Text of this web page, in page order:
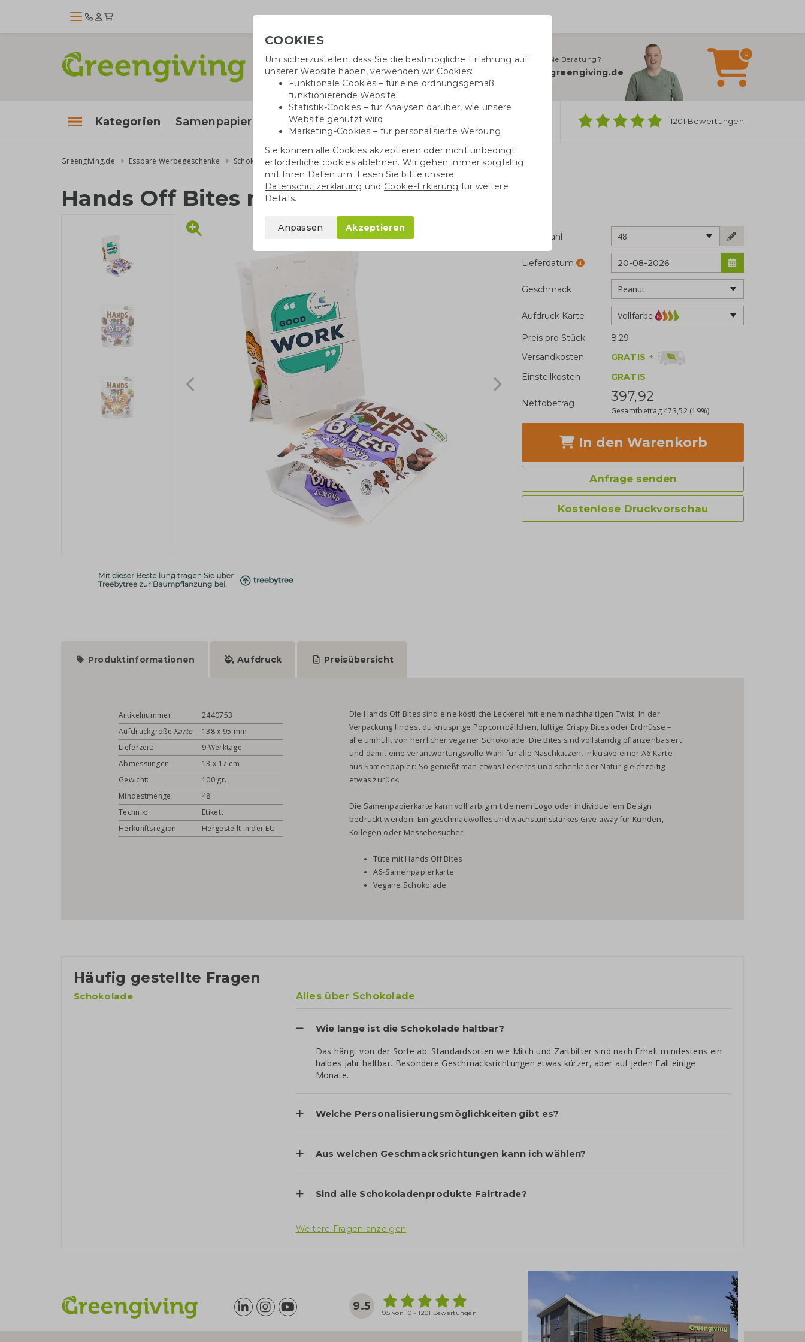
Benötigen Sie Beratung?
info@greengiving.de
0
Kategorien Samenpapier Baumwolltaschen 1201 Bewertungen
Greengiving.de Essbare Werbegeschenke Schokolade Hands Off Bites mit Samenpapierkarte
Hands Off Bites mit Samenpapierkarte
Stückzahl 48
Lieferdatum
Geschmack
Aufdruck Karte Vollfarbe
Preis pro Stück
8,29
Versandkosten
GRATIS +
Einstellkosten
GRATIS
Nettobetrag 397,92
Gesamtbetrag 473,52 (19%)
In den Warenkorb
Anfrage senden
Kostenlose Druckvorschau
Produktinformationen Aufdruck Preisübersicht
Artikelnummer:
2440753
Aufdruckgröße Karte:
138 x 95 mm
Lieferzeit:
9 Werktage
Abmessungen:
13 x 17 cm
Gewicht:
100 gr.
Mindestmenge:
48
Technik:
Etikett
Herkunftsregion:
Hergestellt in der EU
Die Hands Off Bites sind eine köstliche Leckerei mit einem nachhaltigen Twist. In der
Verpackung findest du knusprige Popcornbällchen, luftige Crispy Bites oder Erdnüsse –
alle umhüllt von herrlicher veganer Schokolade. Die Bites sind vollständig pflanzenbasiert
und damit eine verantwortungsvolle Wahl für alle Naschkatzen. Inklusive einer A6-Karte
aus Samenpapier: So genießt man etwas Leckeres und schenkt der Natur gleichzeitig
etwas zurück.
Die Samenpapierkarte kann vollfarbig mit deinem Logo oder individuellem Design
bedruckt werden. Ein geschmackvolles und wachstumsstarkes Give-away für Kunden,
Kollegen oder Messebesucher!
Tüte mit Hands Off Bites
A6-Samenpapierkarte
Vegane Schokolade
Häufig gestellte Fragen
Schokolade Alles über Schokolade
Wie lange ist die Schokolade haltbar?
Das hängt von der Sorte ab. Standardsorten wie Milch und Zartbitter sind nach Erhalt mindestens ein
halbes Jahr haltbar. Besondere Geschmacksrichtungen etwas kürzer, aber auf jeden Fall einige
Monate.
Welche Personalisierungsmöglichkeiten gibt es?
Aus welchen Geschmacksrichtungen kann ich wählen?
Sind alle Schokoladenprodukte Fairtrade?
Weitere Fragen anzeigen
9.5
9.5 von 10 - 1201 Bewertungen
COOKIES
Um sicherzustellen, dass Sie die bestmögliche Erfahrung auf
unserer Website haben, verwenden wir Cookies:
Funktionale Cookies – für eine ordnungsgemäß
funktionierende Website
Statistik-Cookies – für Analysen darüber, wie unsere
Website genutzt wird
Marketing-Cookies – für personalisierte Werbung
Sie können alle Cookies akzeptieren oder nicht unbedingt
erforderliche cookies ablehnen. Wir gehen immer sorgfältig
mit Ihren Daten um. Lesen Sie bitte unsere
Datenschutzerklärung und Cookie-Erklärung für weitere
Details.
Anpassen Akzeptieren